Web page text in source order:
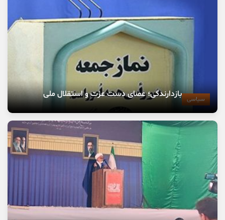
سیاسی بازدارندگی؛ عصای دست عزت و استقلال ملی